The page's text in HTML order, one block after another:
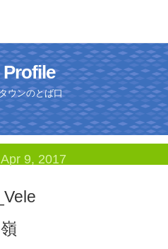
ウンのとば口
Apr 9, 2017